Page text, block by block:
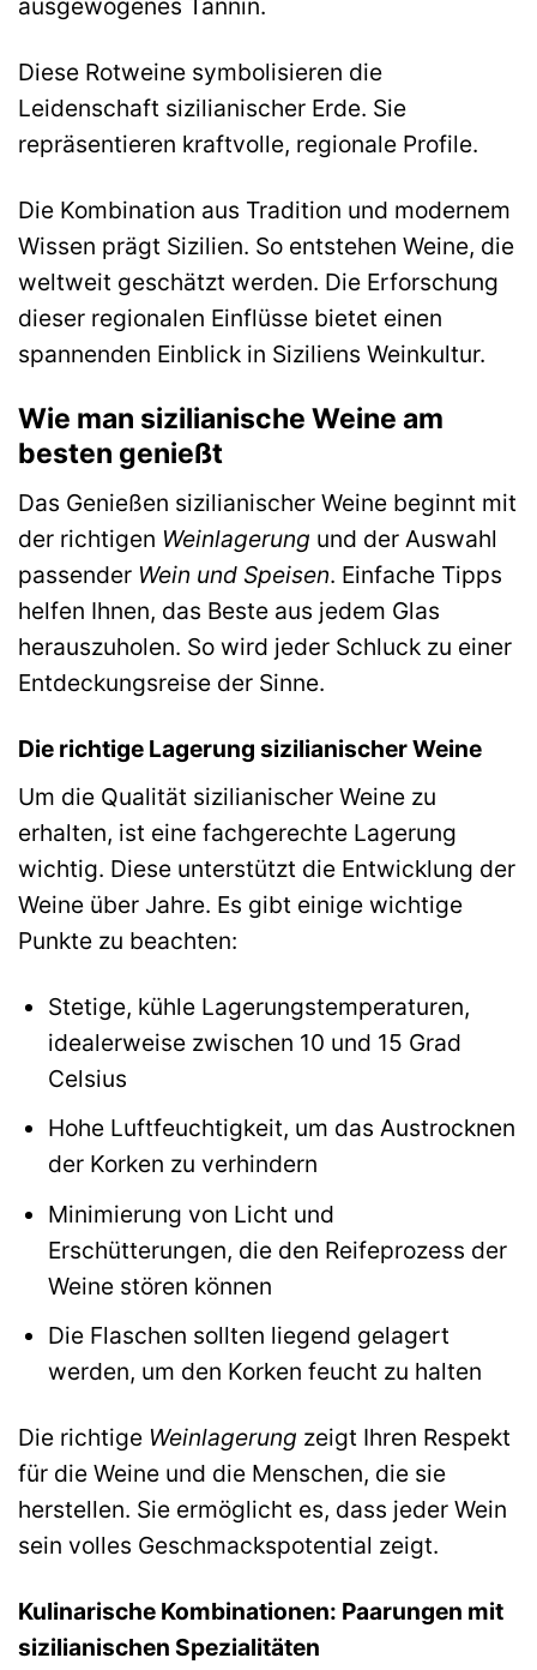
Diese Rotweine symbolisieren die
Leidenschaft sizilianischer Erde. Sie
repräsentieren kraftvolle, regionale Profile.
Die Kombination aus Tradition und modernem
Wissen prägt Sizilien. So entstehen Weine, die
weltweit geschätzt werden. Die Erforschung
dieser regionalen Einflüsse bietet einen
spannenden Einblick in Siziliens Weinkultur.
Wie man sizilianische Weine am
besten genießt
Das Genießen sizilianischer Weine beginnt mit
der richtigen Weinlagerung und der Auswahl
passender Wein und Speisen. Einfache Tipps
helfen Ihnen, das Beste aus jedem Glas
herauszuholen. So wird jeder Schluck zu einer
Entdeckungsreise der Sinne.
Die richtige Lagerung sizilianischer Weine
Um die Qualität sizilianischer Weine zu
erhalten, ist eine fachgerechte Lagerung
wichtig. Diese unterstützt die Entwicklung der
Weine über Jahre. Es gibt einige wichtige
Punkte zu beachten:
Stetige, kühle Lagerungstemperaturen,
idealerweise zwischen 10 und 15 Grad
Celsius
Hohe Luftfeuchtigkeit, um das Austrocknen
der Korken zu verhindern
Minimierung von Licht und
Erschütterungen, die den Reifeprozess der
Weine stören können
Die Flaschen sollten liegend gelagert
werden, um den Korken feucht zu halten
Die richtige Weinlagerung zeigt Ihren Respekt
für die Weine und die Menschen, die sie
herstellen. Sie ermöglicht es, dass jeder Wein
sein volles Geschmackspotential zeigt.
Kulinarische Kombinationen: Paarungen mit
sizilianischen Spezialitäten